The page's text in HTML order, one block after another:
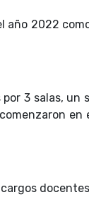
2022
3 salas, un